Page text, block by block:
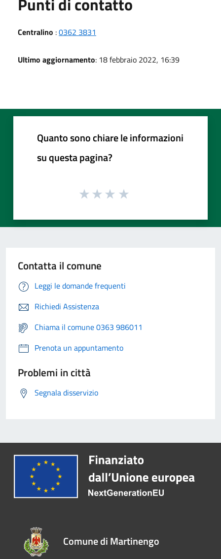
Centralino :0362 3831
Ultimo aggiornamento: 18 febbraio 2022, 16:39
Quanto sono chiare le informazioni
su questa pagina?
Contatta il comune
Leggi le domande frequenti
Richiedi Assistenza
Chiama il comune 0363 986011
Prenota un appuntamento
Problemi in città
Segnala disservizio
Comune di Martinengo